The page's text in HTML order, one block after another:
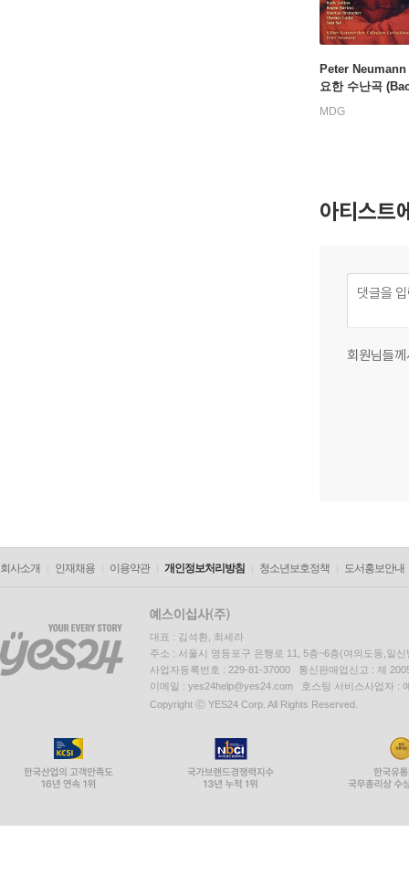
Peter Neumann
요한 수난곡
sio Secundum
MDG
아티스트
회원님들
회사소개 인재채용 이용약관 개인정보처리방침 청소년보호정책 도서홍보안내
대표 : 김석환, 최세라
주소 : 서울시 영등포구 은행로 11, 5층~6층(여의도동,일신
사업자등록번호 : 229-81-37000 통신판매업신고 : 제
이메일 : yes24help@yes24.com 호스팅 서비스사업자 :
Copyright ⓒ YES24 Corp. All Rights Reserved.